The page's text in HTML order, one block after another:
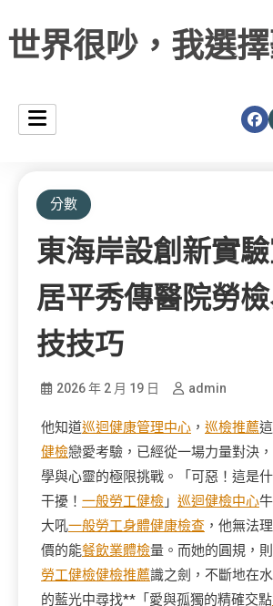
世界很吵，我選
分數
東海岸設創新實
居平秀傳醫院勞
技技巧
2026 年 2 月 19 日 admin
他知道巡迴健康管理中心 ， 巡檢推薦
健檢戀愛考驗，已經從一場力量對決
學與心靈的極限挑戰。「可惡！這是
干擾！ 一般勞工健檢 」 巡迴健檢中心
大吼一般勞工身體健康檢查 ，他無法
價的能餐飲業體檢量。而她的圓規，
勞工健檢健檢推薦識之劍，不斷地在水
的藍光中尋找**「愛與孤獨的精確交點